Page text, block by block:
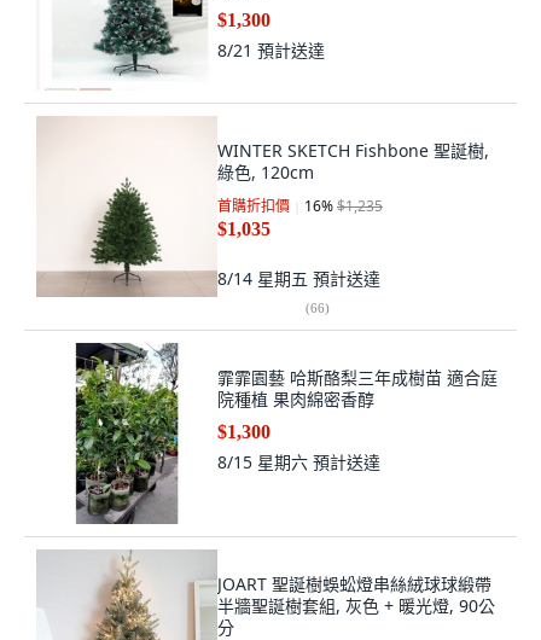
$1,300
8/21 預計送達
WINTER SKETCH Fishbone 聖誕樹,
綠色, 120cm
首購折扣價 16%$1,235
$1,035
8/14 星期五 預計送達
(66)
霏霏園藝 哈斯酪梨三年成樹苗 適合庭
院種植 果肉綿密香醇
$1,300
8/15 星期六 預計送達
JOART 聖誕樹蜈蚣燈串絲絨球球緞帶
半牆聖誕樹套組, 灰色 + 暖光燈, 90公
分